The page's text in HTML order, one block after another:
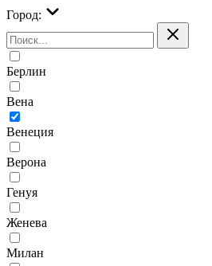
Город:
Берлин
Вена
Венеция
Верона
Генуя
Женева
Милан